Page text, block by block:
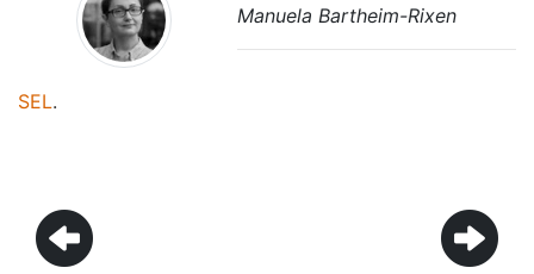
Manuela Bartheim-Rixen
SEL.